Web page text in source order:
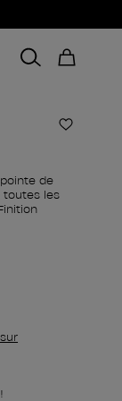
de
toutes les